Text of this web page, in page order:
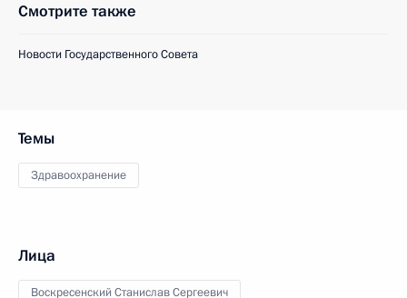
Смотрите также
Новости Государственного Совета
Темы
Здравоохранение
Лица
Воскресенский Станислав Сергеевич